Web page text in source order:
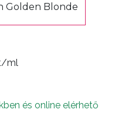
Golden Blonde
ml
és online elérhető